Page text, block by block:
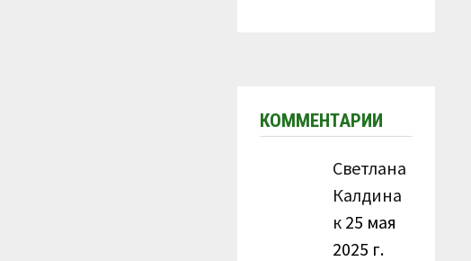
КОММЕНТАРИИ
Светлана
Калдина
к 25 мая
2025 г.